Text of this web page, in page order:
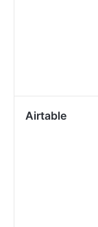
Airtable